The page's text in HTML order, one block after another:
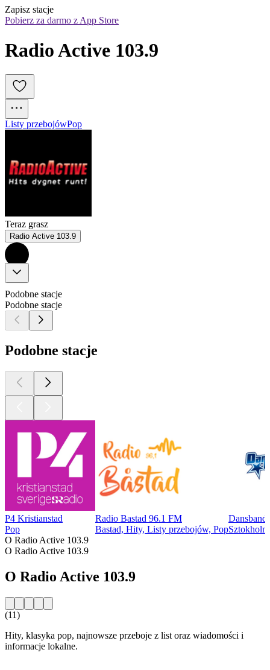
Zapisz stacje
Pobierz za darmo z App Store
Radio Active 103.9
Listy przebojówPop
Teraz grasz
Radio Active 103.9
Podobne stacje
Podobne stacje
Podobne stacje
P4 Kristianstad
Pop
Radio Bastad 96.1 FM
Bastad, Hity, Listy przebojów, Pop
O Radio Active 103.9
O Radio Active 103.9
O Radio Active 103.9
(11)
Hity, klasyka pop, najnowsze przeboje z list oraz wiadomości i
informacje lokalne.